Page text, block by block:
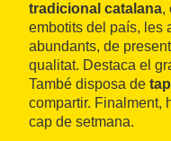
tradicional catalana,
embotits del país, les
abundants, de
qualitat. Destaca el
També disposa de
compartir. Finalment,
cap de setmana.